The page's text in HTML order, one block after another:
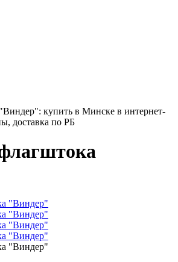
купить в Минске в интернет-
доставка по РБ